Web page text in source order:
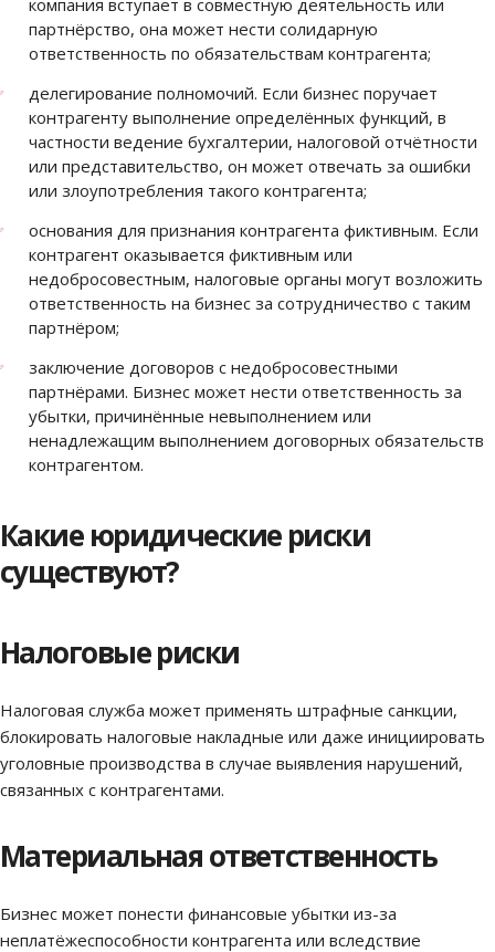
партнёрство, она может нести солидарную
ответственность по обязательствам контрагента;
делегирование полномочий. Если бизнес поручает
контрагенту выполнение определённых функций, в
частности ведение бухгалтерии, налоговой отчётности
или представительство, он может отвечать за ошибки
или злоупотребления такого контрагента;
основания для признания контрагента фиктивным. Если
контрагент оказывается фиктивным или
недобросовестным, налоговые органы могут возложить
ответственность на бизнес за сотрудничество с таким
партнёром;
заключение договоров с недобросовестными
партнёрами. Бизнес может нести ответственность за
убытки, причинённые невыполнением или
ненадлежащим выполнением договорных обязательств
контрагентом.
Какие юридические риски
существуют?
Налоговые риски
Налоговая служба может применять штрафные санкции,
блокировать налоговые накладные или даже инициировать
уголовные производства в случае выявления нарушений,
связанных с контрагентами.
Материальная ответственность
Бизнес может понести финансовые убытки из-за
неплатёжеспособности контрагента или вследствие